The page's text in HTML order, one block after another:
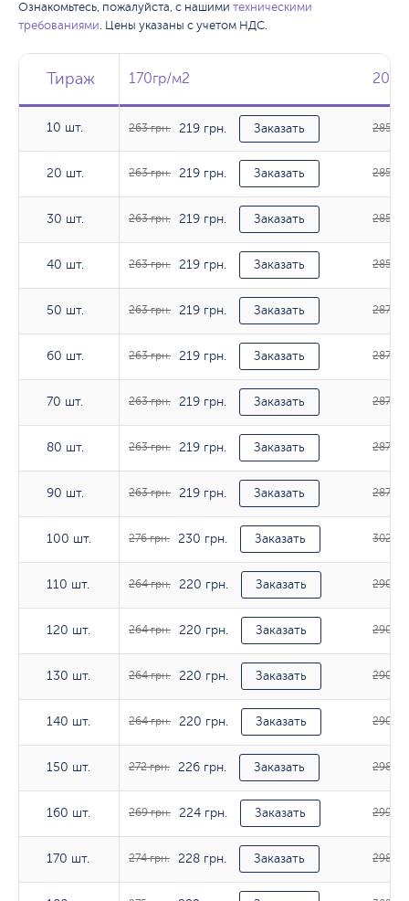
Ознакомьтесь, пожалуйста, с нашими техническими
требованиями. Цены указаны с учетом НДС.
Тираж
10 шт.
20 шт.
30 шт.
40 шт.
50 шт.
60 шт.
70 шт.
80 шт.
90 шт.
100 шт.
110 шт.
120 шт.
130 шт.
140 шт.
150 шт.
160 шт.
170 шт.
Тираж 170гр/м2
Тираж 170гр/м2
10 шт. 263 грн. 219 грн. Заказать 285
20 шт. 263 грн. 219 грн. Заказать 285
30 шт. 263 грн. 219 грн. Заказать 285
40 шт. 263 грн. 219 грн. Заказать 285
50 шт. 263 грн. 219 грн. Заказать 287
60 шт. 263 грн. 219 грн. Заказать 287
70 шт. 263 грн. 219 грн. Заказать 287
80 шт. 263 грн. 219 грн. Заказать 287
90 шт. 263 грн. 219 грн. Заказать 287
100 шт. 276 грн. 230 грн. Заказать 302
110 шт. 264 грн. 220 грн. Заказать 290
120 шт. 264 грн. 220 грн. Заказать 290
130 шт. 264 грн. 220 грн. Заказать 290
140 шт. 264 грн. 220 грн. Заказать 290
150 шт. 272 грн. 226 грн. Заказать 298
160 шт. 269 грн. 224 грн. Заказать 299
170 шт. 274 грн. 228 грн. Заказать 298